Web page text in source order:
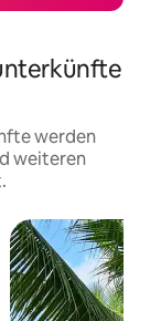
werden
weiteren